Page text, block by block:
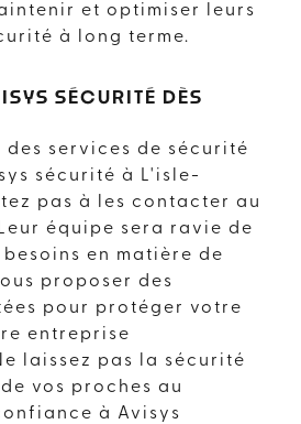
et optimiser leurs
à long terme.
SÉCURITÉ DÈS
services de sécurité
sécurité à L'isle-
pas à les contacter au
équipe sera ravie de
en matière de
proposer des
pour protéger votre
entreprise
laissez pas la sécurité
vos proches au
à Avisys